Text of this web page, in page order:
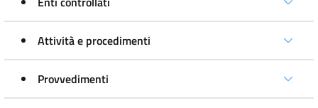
Attività e procedimenti
Provvedimenti